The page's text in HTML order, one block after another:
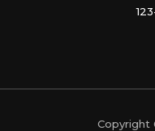
Copyright